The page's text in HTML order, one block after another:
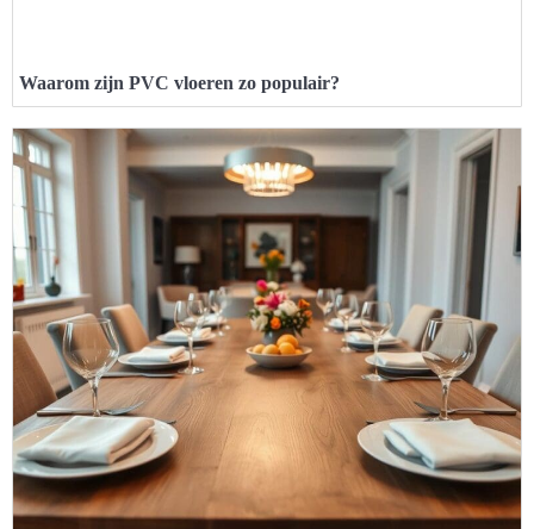
Waarom zijn PVC vloeren zo populair?